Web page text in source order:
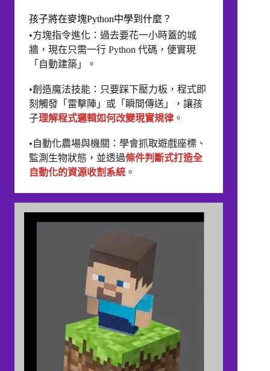
孩子將在麥塊Python中學到什麼？
•方塊指令進化：過去要花一小時蓋的城
牆，現在只需一行 Python 代碼，便實現
「自動建築」。
•創造魔法技能：只要踩下壓力板，程式即
刻觸發「雷擊陣」或「瞬間傳送」，讓孩
子理解程式邏輯如何改變現實規律 。
•自動化農場與機關：學會抓取遊戲座標、
監測生物狀態，並透過條件判斷式打造全
自動化的資源收割系統 。